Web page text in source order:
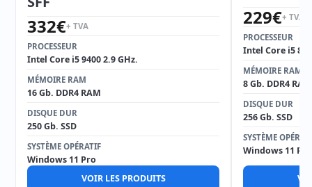
332€+ TVA
PROCESSEUR
Intel Core i5 9400 2.9 GHz.
MÉMOIRE RAM
16 Gb. DDR4 RAM
DISQUE DUR
250 Gb. SSD
SYSTÈME OPÉRATIF
Windows 11 Pro
VOIR LES PRODUITS
229€+ TVA
PROCESSEUR
Intel Core i5
MÉMOIRE RAM
8 Gb. DDR4 RAM
DISQUE DUR
256 Gb. SSD
SYSTÈME
Windows 11 Pro